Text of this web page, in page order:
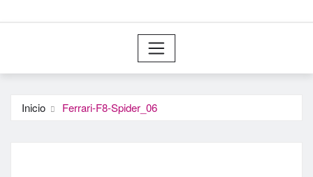
Inicio Ferrari-F8-Spider_06